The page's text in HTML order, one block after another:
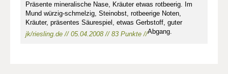
Präsente mineralische Nase, Kräuter etwas rotbeerig. Im
Mund würzig-schmelzig, Steinobst, rotbeerige Noten,
Kräuter, präsentes Säurespiel, etwas Gerbstoff, guter
Abgang.
jk/riesling.de // 05.04.2008 // 83 Punkte //